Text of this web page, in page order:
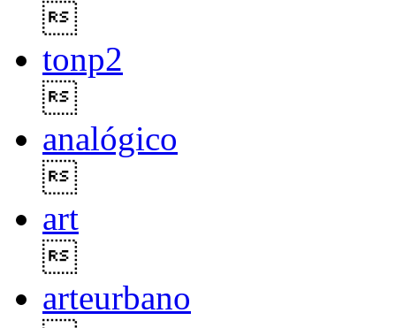
tonp2
analógico
art
arteurbano